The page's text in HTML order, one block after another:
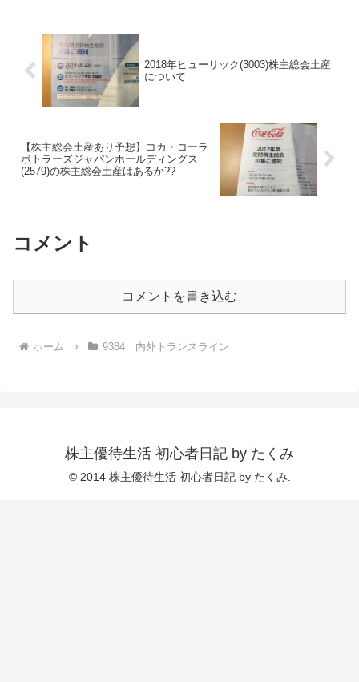
2018年ヒューリック(3003)株主総会土産
について
【株主総会土産あり予想】コカ・コーラ
ボトラーズジャパンホールディングス
(2579)の株主総会土産はあるか??
コメント
コメントを書き込む
ホーム 9384 内外トランスライン
株主優待生活 初心者日記 by たくみ
© 2014 株主優待生活 初心者日記 by たくみ.